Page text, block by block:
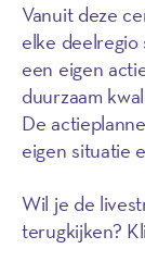
Vanuit deze
elke deelregio
een eigen
duurzaam
De
eigen situatie
Wil je de
terugkijken?